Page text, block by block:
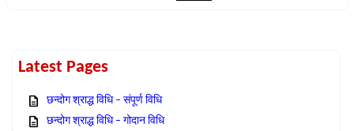
Latest Pages
छन्दोग श्राद्ध विधि – संपूर्ण विधि
छन्दोग श्राद्ध विधि – गोदान विधि